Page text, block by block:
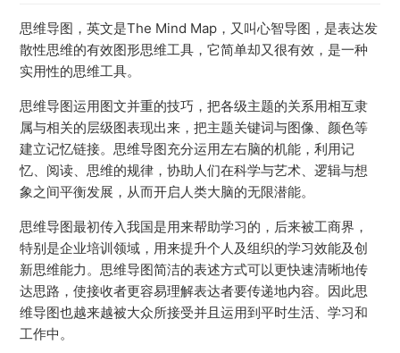
思维导图，英文是The Mind Map，又叫心智导图，是表达发
散性思维的有效图形思维工具，它简单却又很有效，是一种
实用性的思维工具。
思维导图运用图文并重的技巧，把各级主题的关系用相互隶
属与相关的层级图表现出来，把主题关键词与图像、颜色等
建立记忆链接。思维导图充分运用左右脑的机能，利用记
忆、阅读、思维的规律，协助人们在科学与艺术、逻辑与想
象之间平衡发展，从而开启人类大脑的无限潜能。
思维导图最初传入我国是用来帮助学习的，后来被工商界，
特别是企业培训领域，用来提升个人及组织的学习效能及创
新思维能力。思维导图简洁的表述方式可以更快速清晰地传
达思路，使接收者更容易理解表达者要传递地内容。因此思
维导图也越来越被大众所接受并且运用到平时生活、学习和
工作中。